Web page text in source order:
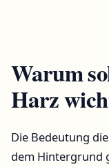
Warum
Harz
Die Bedeutung
dem Hintergrund